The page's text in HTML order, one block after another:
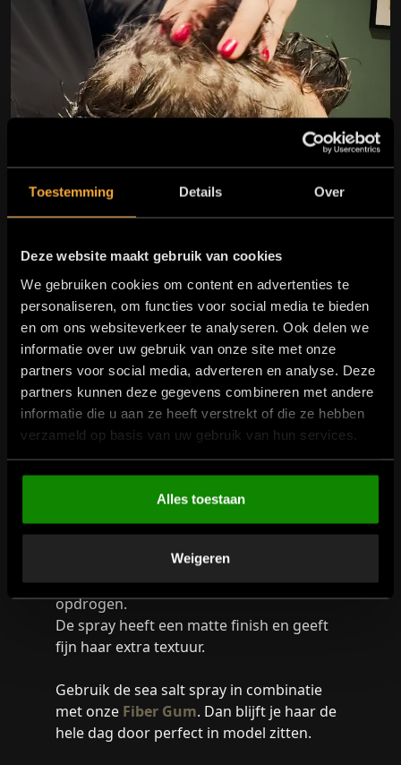
Toestemming Details Over
Deze website maakt gebruik van cookies
We gebruiken cookies om content en advertenties te
personaliseren, om functies voor social media te bieden
en om ons websiteverkeer te analyseren. Ook delen we
informatie over uw gebruik van onze site met onze
partners voor social media, adverteren en analyse. Deze
partners kunnen deze gegevens combineren met andere
informatie die u aan ze heeft verstrekt of die ze hebben
verzameld op basis van uw gebruik van hun services.
Alles toestaan
Weigeren
Het gebruik
aan op handdoek droog haar. Gebruik
vervolgens de föhn als je meer volume wil
creëren. Of laat je haar natuurlijk
opdrogen.
De spray heeft een matte finish en geeft
fijn haar extra textuur.
Gebruik de sea salt spray in combinatie
met onze Fiber Gum. Dan blijft je haar de
hele dag door perfect in model zitten.